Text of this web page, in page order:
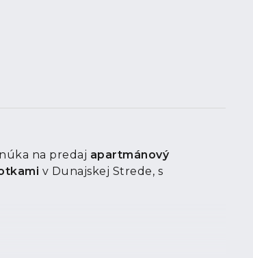
na predaj apartmánový
v Dunajskej Strede, s